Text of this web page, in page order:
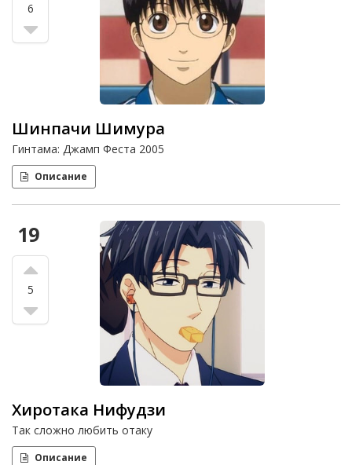
6
Шинпачи Шимура
Гинтама: Джамп Феста 2005
Описание
19
5
Хиротака Нифудзи
Так сложно любить отаку
Описание